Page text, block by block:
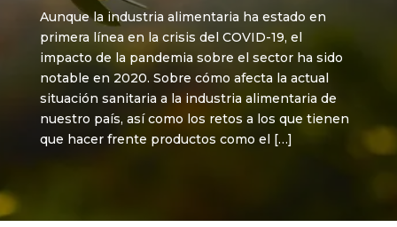
Aunque la industria alimentaria ha estado en
primera línea en la crisis del COVID-19, el
impacto de la pandemia sobre el sector ha sido
notable en 2020. Sobre cómo afecta la actual
situación sanitaria a la industria alimentaria de
nuestro país, así como los retos a los que tienen
que hacer frente productos como el […]